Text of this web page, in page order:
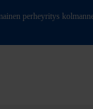
perheyritys